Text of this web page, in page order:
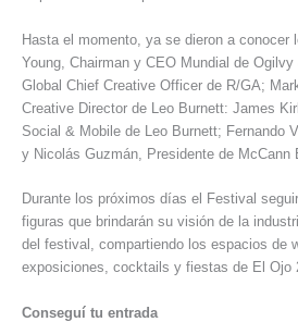
Hasta el momento, ya se dieron a conocer
Young, Chairman y CEO Mundial de
Global Chief Creative Officer de R/GA;
Creative Director de Leo Burnett: James
Social & Mobile de Leo Burnett; Fernando
y Nicolás Guzmán, Presidente de McCann
Durante los próximos días el Festival
figuras que brindarán su visión de la
del festival, compartiendo los espacios de
exposiciones, cocktails y fiestas de El Ojo
Conseguí tu entrada